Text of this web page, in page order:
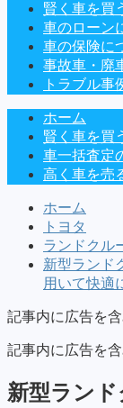
賢く車を買
車のローン
車の保険に
事故車・廃
トラブル事
ホーム
賢く車を買
車一括査定
高く車を売
ホーム
トヨタ
ランドクル
新型ランド
用いて快適
記事内に広告を
記事内に広告を
新型ラン